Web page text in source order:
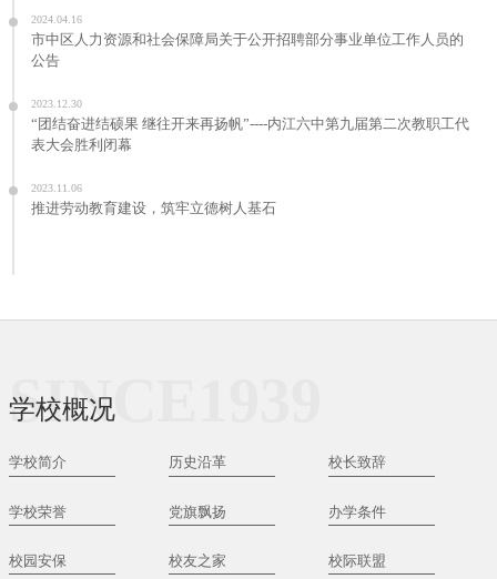
2024.04.16
市中区人力资源和社会保障局关于公开招聘部分事业单位工作人员的
公告
2023.12.30
“团结奋进结硕果 继往开来再扬帆”----内江六中第九届第二次教职工代
表大会胜利闭幕
2023.11.06
推进劳动教育建设，筑牢立德树人基石
SINCE1939
学校概况
学校简介 历史沿革 校长致辞
学校荣誉 党旗飘扬 办学条件
校园安保 校友之家 校际联盟